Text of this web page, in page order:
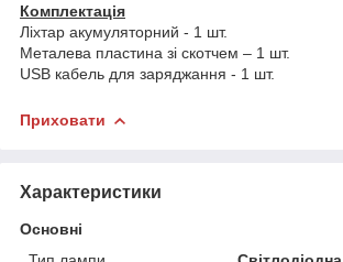
Комплектація
Ліхтар акумуляторний - 1 шт.
Металева пластина зі скотчем – 1 шт.
USB кабель для заряджання - 1 шт.
Приховати
Характеристики
Основні